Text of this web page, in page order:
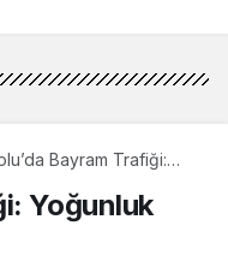
Bayram Trafiği:
Yoğunluk